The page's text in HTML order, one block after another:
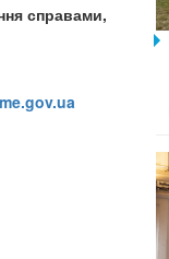
справами,